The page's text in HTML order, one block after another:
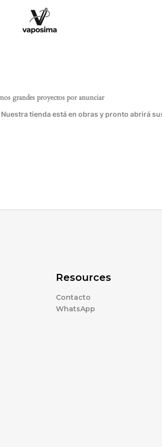
grandes proyectos por anunciar
tienda está en obras y pronto abrirá
Resources
Contacto
WhatsApp